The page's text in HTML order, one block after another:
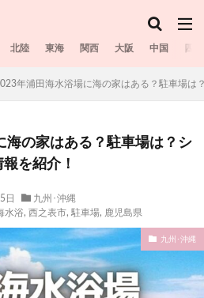
北陸 東海 関西 大阪 中国 四国
年浦田海水浴場に海の家はある？駐車場は
海の家はある？駐車場は？シ
を紹介！
日
九州･沖縄
水浴​​, 西之表市, 駐車場, 鹿児島県
九州･沖縄